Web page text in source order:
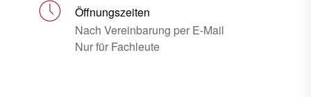
Öffnungszeiten
Nach Vereinbarung per E-Mail
Nur für Fachleute